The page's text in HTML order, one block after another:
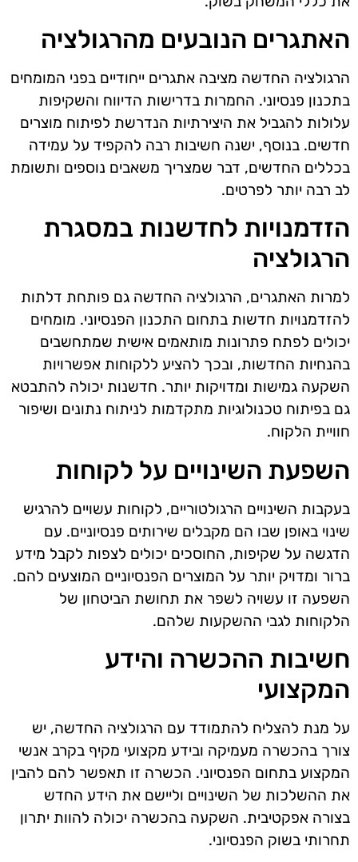
האתגרים הנובעים מהרגולציה
הרגולציה החדשה מציבה אתגרים ייחודיים בפני המומחים
בתכנון פנסיוני. החמרות בדרישות הדיווח והשקיפות
עלולות להגביל את היצירתיות הנדרשת לפיתוח מוצרים
חדשים. בנוסף, ישנה חשיבות רבה להקפיד על עמידה
בכללים החדשים, דבר שמצריך משאבים נוספים ותשומת
לב רבה יותר לפרטים.
הזדמנויות לחדשנות במסגרת
הרגולציה
למרות האתגרים, הרגולציה החדשה גם פותחת דלתות
להזדמנויות חדשות בתחום התכנון הפנסיוני. מומחים
יכולים לפתח פתרונות מותאמים אישית שמתחשבים
בהנחיות החדשות, ובכך להציע ללקוחות אפשרויות
השקעה גמישות ומדויקות יותר. חדשנות יכולה להתבטא
גם בפיתוח טכנולוגיות מתקדמות לניתוח נתונים ושיפור
חוויית הלקוח.
השפעת השינויים על לקוחות
בעקבות השינויים הרגולטוריים, לקוחות עשויים להרגיש
שינוי באופן שבו הם מקבלים שירותים פנסיוניים. עם
הדגשה על שקיפות, החוסכים יכולים לצפות לקבל מידע
ברור ומדויק יותר על המוצרים הפנסיוניים המוצעים להם.
השפעה זו עשויה לשפר את תחושת הביטחון של
הלקוחות לגבי ההשקעות שלהם.
חשיבות ההכשרה והידע
המקצועי
על מנת להצליח להתמודד עם הרגולציה החדשה, יש
צורך בהכשרה מעמיקה ובידע מקצועי מקיף בקרב אנשי
המקצוע בתחום הפנסיוני. הכשרה זו תאפשר להם להבין
את ההשלכות של השינויים וליישם את הידע החדש
בצורה אפקטיבית. השקעה בהכשרה יכולה להוות יתרון
תחרותי בשוק הפנסיוני.